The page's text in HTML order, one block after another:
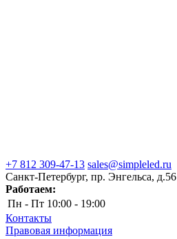
+7 812 309-47-13 sales@simpleled.ru
Санкт-Петербург, пр. Энгельса, д.56
Работаем:
Пн - Пт 10:00 - 19:00
Контакты
Правовая информация